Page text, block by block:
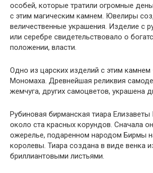
особей, которые тратили огромные
с этим магическим камнем. Ювелиры
величественные украшения. Изделие с
или серебре свидетельствовало о
положении, власти.
Одно из царских изделий с этим
Мономаха. Древнейшая реликвия
жемчуга, других самоцветов, украшена
Рубиновая бирманская тиара
около ста красных корундов. Сначала
ожерелье, подаренном народом Бирмы
королевы. Тиара создана в виде венка
бриллиантовыми листьями.